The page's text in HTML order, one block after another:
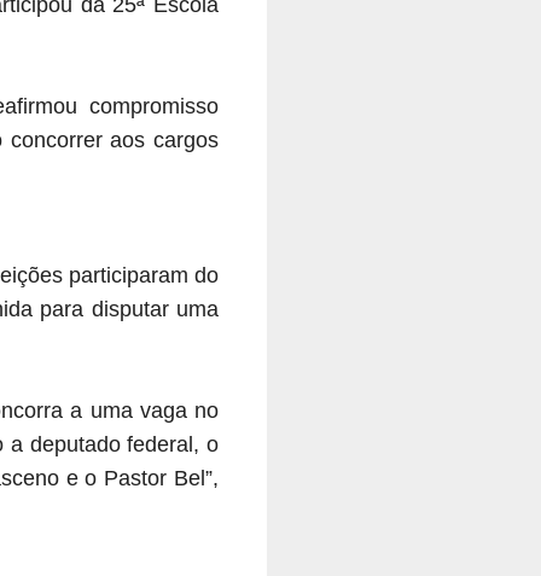
compromisso
aos cargos
participaram do
para disputar uma
a uma vaga no
a deputado federal, o
e o Pastor Bel”,